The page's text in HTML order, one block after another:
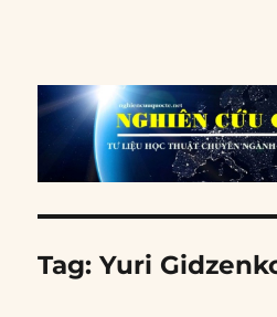
Tag:Yuri